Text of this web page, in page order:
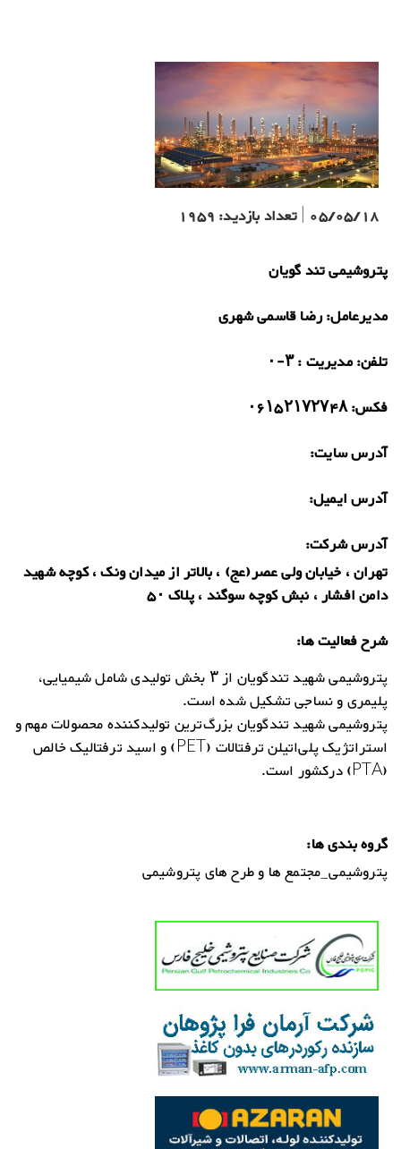
05/05/18
|تعداد بازدید: 1959
پتروشیمی تند گویان
مدیرعامل:رضا قاسمی شهری
تلفن:مدیریت : ۳-۰
فکس:۰۶۱۵۲۱۷۲۷۴۸
آدرس سایت:
آدرس ایمیل:
آدرس شرکت:
تهران ، خیابان ولی عصر(عج) ، بالاتر از میدان ونک ، کوچه شهید
دامن افشار ، نبش کوچه سوگند ، پلاک ۵۰
شرح فعالیت ها:
پتروشیمی شهید تندگویان از ۳ بخش تولیدی شامل شیمیایی،
پلیمری و نساجی تشکیل شده است.
پتروشیمی شهید تندگویان بزرگ‌ترین تولیدکننده محصولات مهم و
استراتژیک پلی‌اتیلن ترفتالات (PET) و اسید ترفتالیک خالص
(PTA) درکشور است.
گروه بندی ها:
پتروشیمی_مجتمع ها و طرح های پتروشیمی